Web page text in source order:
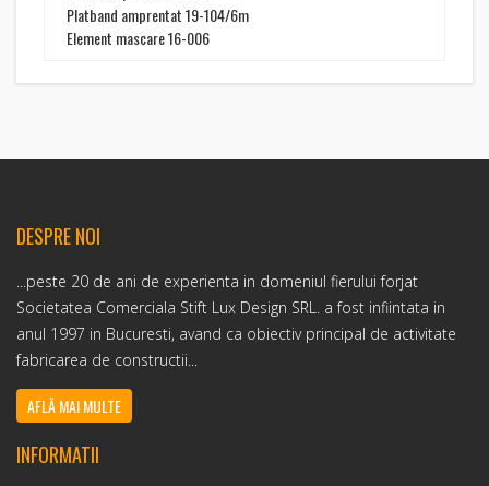
Platband amprentat 19-104/6m
Element mascare 16-006
DESPRE NOI
...peste 20 de ani de experienta in domeniul fierului forjat
Societatea Comerciala Stift Lux Design SRL. a fost infiintata in
anul 1997 in Bucuresti, avand ca obiectiv principal de activitate
fabricarea de constructii...
AFLĂ MAI MULTE
INFORMATII